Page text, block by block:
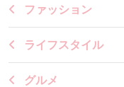
ファッション
ライフスタイル
グルメ